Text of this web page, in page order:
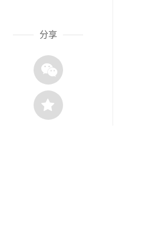
分享